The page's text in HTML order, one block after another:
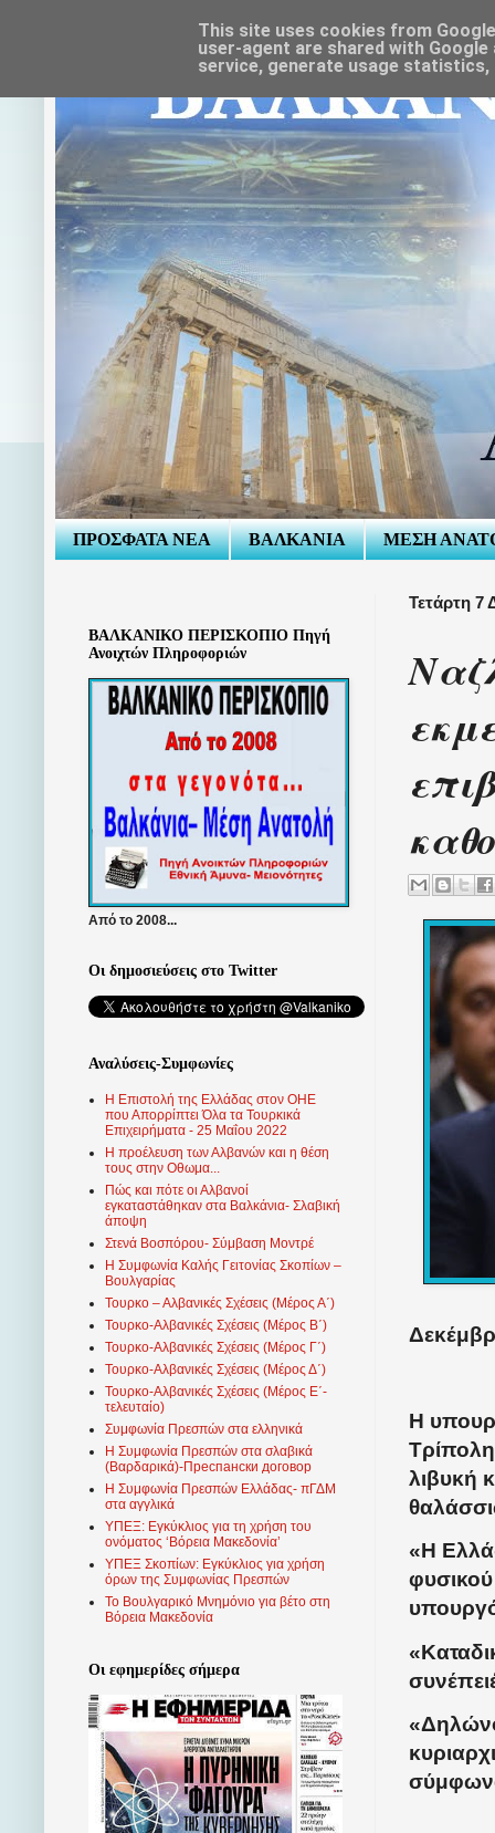
ΠΡΟΣΦΑΤΑ ΝΕΑ ΒΑΛΚΑΝΙΑ ΜΕΣΗ
Τετάρτη 7
Η
λιβυκή
«Η
ΒΑΛΚΑΝΙΚΟ ΠΕΡΙΣΚΟΠΙΟ Πηγή
Ανοιχτών Πληροφοριών
Από το 2008...
Οι δημοσιεύσεις στο Twitter
Αναλύσεις-Συμφωνίες
Η Επιστολή της Ελλάδας στον ΟΗΕ
που Απορρίπτει Όλα τα Τουρκικά
Επιχειρήματα - 25 Μαΐου 2022
Η προέλευση των Αλβανών και η θέση
τους στην Οθωμα...
Πώς και πότε οι Αλβανοί
εγκαταστάθηκαν στα Βαλκάνια- Σλαβική
άποψη
Στενά Βοσπόρου- Σύμβαση Μοντρέ
Η Συμφωνία Καλής Γειτονίας Σκοπίων –
Βουλγαρίας
Τουρκο – Αλβανικές Σχέσεις (Mέρος Α΄)
Τουρκο-Αλβανικές Σχέσεις (Μέρος Β΄)
Τουρκο-Αλβανικές Σχέσεις (Μέρος Γ΄)
Τουρκο-Αλβανικές Σχέσεις (Μέρος Δ΄)
Τουρκο-Αλβανικές Σχέσεις (Μέρος Ε΄-
τελευταίο)
Συμφωνία Πρεσπών στα ελληνικά
Η Συμφωνία Πρεσπών στα σλαβικά
(Βαρδαρικά)-Преспански договор
Η Συμφωνία Πρεσπών Ελλάδας- πΓΔΜ
στα αγγλικά
ΥΠΕΞ: Εγκύκλιος για τη χρήση του
ονόματος ‘Βόρεια Μακεδονία’
ΥΠΕΞ Σκοπίων: Εγκύκλιος για χρήση
όρων της Συμφωνίας Πρεσπών
Το Βουλγαρικό Μνημόνιο για βέτο στη
Βόρεια Μακεδονία
Οι εφημερίδες σήμερα
This site uses cookies from
user-agent are shared with
service, generate usage statistics,